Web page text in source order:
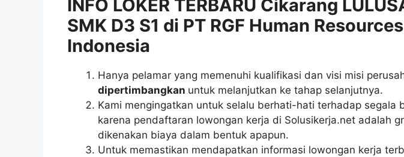
INFO LOKER TERBARU Cikarang
SMK D3 S1 di PT RGF Human
Indonesia
Hanya pelamar yang memenuhi kualifikasi dan visi misi
dipertimbangkan untuk melanjutkan ke tahap selanjutnya.
Kami mengingatkan untuk selalu berhati-hati terhadap segala
karena pendaftaran lowongan kerja di Solusikerja.net adalah
dikenakan biaya dalam bentuk apapun.
Untuk memastikan mendapatkan informasi lowongan kerja